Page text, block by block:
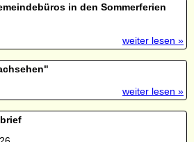
in den Sommerferien
weiter lesen »
weiter lesen »